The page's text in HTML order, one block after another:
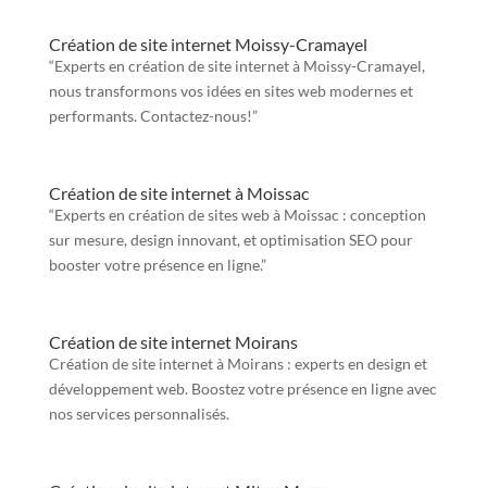
Création de site internet Moissy-Cramayel
“Experts en création de site internet à Moissy-Cramayel,
nous transformons vos idées en sites web modernes et
performants. Contactez-nous!”
Création de site internet à Moissac
“Experts en création de sites web à Moissac : conception
sur mesure, design innovant, et optimisation SEO pour
booster votre présence en ligne.”
Création de site internet Moirans
Création de site internet à Moirans : experts en design et
développement web. Boostez votre présence en ligne avec
nos services personnalisés.